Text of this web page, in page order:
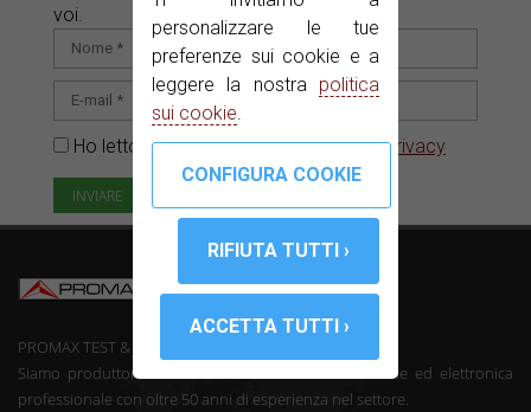
personalizzare le tue
preferenze sui cookie e a
leggere la nostra politica
sui cookie.
voi.
Ho letto e accetto ilInformativa sulla privacy
PROMAX TEST & MEASUREMENT, SLU ©
Siamo produttori di telecomunicazioni strumentazione ed elettronica
professionale con oltre 50 anni di esperienza nel settore.